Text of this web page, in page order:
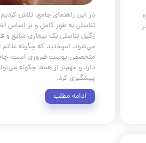
در این راهنمای جامع، تلاش
تناسلی به طور کامل و بر اساس
می‌شود. آموختید که چگونه
متخصص پوست ضروری است، چه
دارد و مهم‌تر از همه، چگونه
پیشگیری کرد.
ادامه مطلب